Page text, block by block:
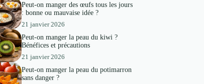
Peut-on manger des œufs tous les jours
: bonne ou mauvaise idée ?
21 janvier 2026
Peut-on manger la peau du kiwi ?
Bénéfices et précautions
21 janvier 2026
Peut-on manger la peau du potimarron
sans danger ?